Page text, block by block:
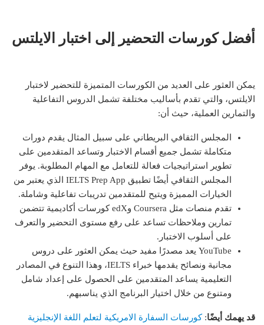
أفضل كورسات التحضير إلى اختبار الايلتس
يمكن العثور على العديد من الكورسات المتميزة للتحضير لاختبار
الايلتس، والتي تقدم بأساليب مختلفة تشمل الدروس التفاعلية
والتمارين العملية، حيث أن:
المجلس الثقافي البريطاني على سبيل المثال يقدم دورات
متكاملة تشمل جميع أقسام الاختبار وتساعد المتقدمين على
تطوير استراتيجيات فعالة للتعامل مع المهام المطلوبة. يوفر
المجلس الثقافي أيضًا تطبيق IELTS Prep App الذي يعتبر من
الخيارات المميزة ويتيح للمتقدمين تدريبات تفاعلية وشاملة.
تقدم منصات مثل Coursera وedX كورسات أكاديمية تتضمن
تمارين وملاحظات تساعد على رفع مستوى التحضير والتعرف
على أسلوب الاختبار.
YouTube يعد مصدرًا مفيد حيث يمكن العثور على دروس
مجانية ونصائح يقدمها خبراء IELTS، وهذا التنوع في المصادر
التعليمية يساعد المتقدمين على الحصول على إعداد شامل
ومتنوع من خلال اختيار البرنامج الذي يناسبهم.
قد يهمك أيضًا:كورسات السفارة الامريكية لتعلم اللغة الإنجليزية